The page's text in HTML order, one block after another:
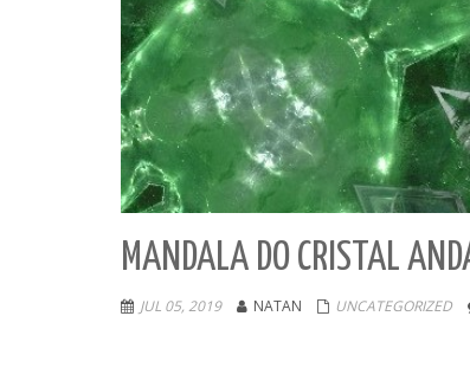
MANDALA DO CRISTAL
JUL 05, 2019 NATAN UNCATEGORIZED